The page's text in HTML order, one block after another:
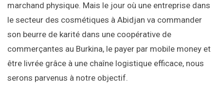
marchand physique. Mais le jour où une entreprise dans
le secteur des cosmétiques à Abidjan va commander
son beurre de karité dans une coopérative de
commerçantes au Burkina, le payer par mobile money et
être livrée grâce à une chaîne logistique efficace, nous
serons parvenus à notre objectif.